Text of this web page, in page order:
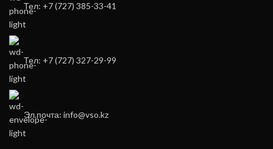
Тел: +7 (727) 385-33-41
Тел: +7 (727) 327-29-99
Эл.почта: info@vso.kz